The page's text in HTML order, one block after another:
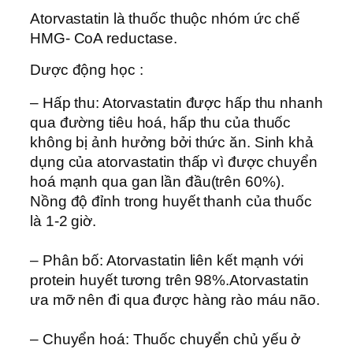
Atorvastatin là thuốc thuộc nhóm ức chế
HMG- CoA reductase.
Dược động học :
– Hấp thu: Atorvastatin được hấp thu nhanh
qua đường tiêu hoá, hấp thu của thuốc
không bị ảnh hưởng bởi thức ăn. Sinh khả
dụng của atorvastatin thấp vì được chuyển
hoá mạnh qua gan lần đầu(trên 60%).
Nồng độ đỉnh trong huyết thanh của thuốc
là 1-2 giờ.
– Phân bố: Atorvastatin liên kết mạnh với
protein huyết tương trên 98%.Atorvastatin
ưa mỡ nên đi qua được hàng rào máu não.
– Chuyển hoá: Thuốc chuyển chủ yếu ở